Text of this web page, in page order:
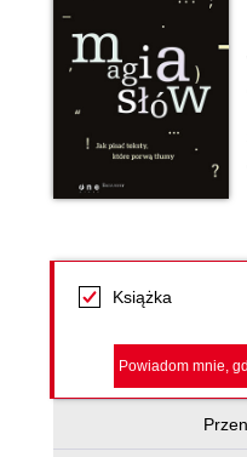
Książka
Powiadom mnie,